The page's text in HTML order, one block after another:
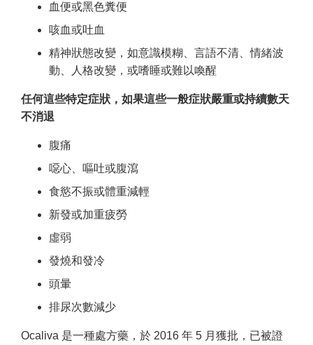
血便或黑色糞便
咳血或吐血
精神狀態改變，如意識模糊、言語不清、情緒波
動、人格改變，或嗜睡或難以喚醒
任何這些特定症狀，如果這些一般症狀嚴重或持續數天
不消退
腹痛
噁心、嘔吐或腹瀉
食慾不振或體重減輕
新發或加重疲勞
虛弱
發燒和發冷
頭暈
排尿次數減少
Ocaliva 是一種處方藥，於 2016 年 5 月獲批，已被證